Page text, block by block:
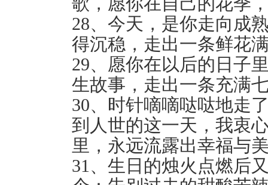
28、今天，是你走向成
得沉稳，走出一条鲜花
29、愿你在以后的日子
生故事，走出一条充满
30、时针嘀嘀哒哒地走
到人世的这一天，我衷
里，永远流露出幸福与
31、生日的烛火点燃后